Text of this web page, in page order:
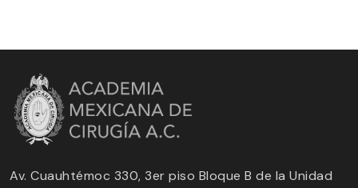
Av. Cuauhtémoc 330, 3er piso Bloque B de la Unidad